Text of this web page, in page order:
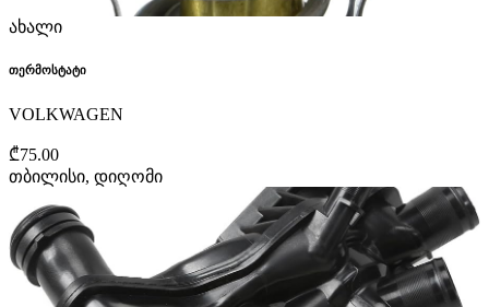
ახალი
თერმოსტატი
VOLKWAGEN
₾75.00
თბილისი, დიღომი